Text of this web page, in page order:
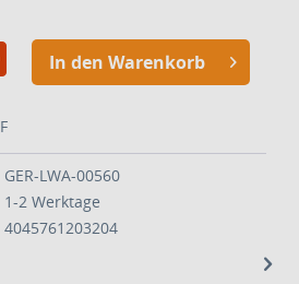
In den Warenkorb
GER-LWA-00560
1-2 Werktage
4045761203204